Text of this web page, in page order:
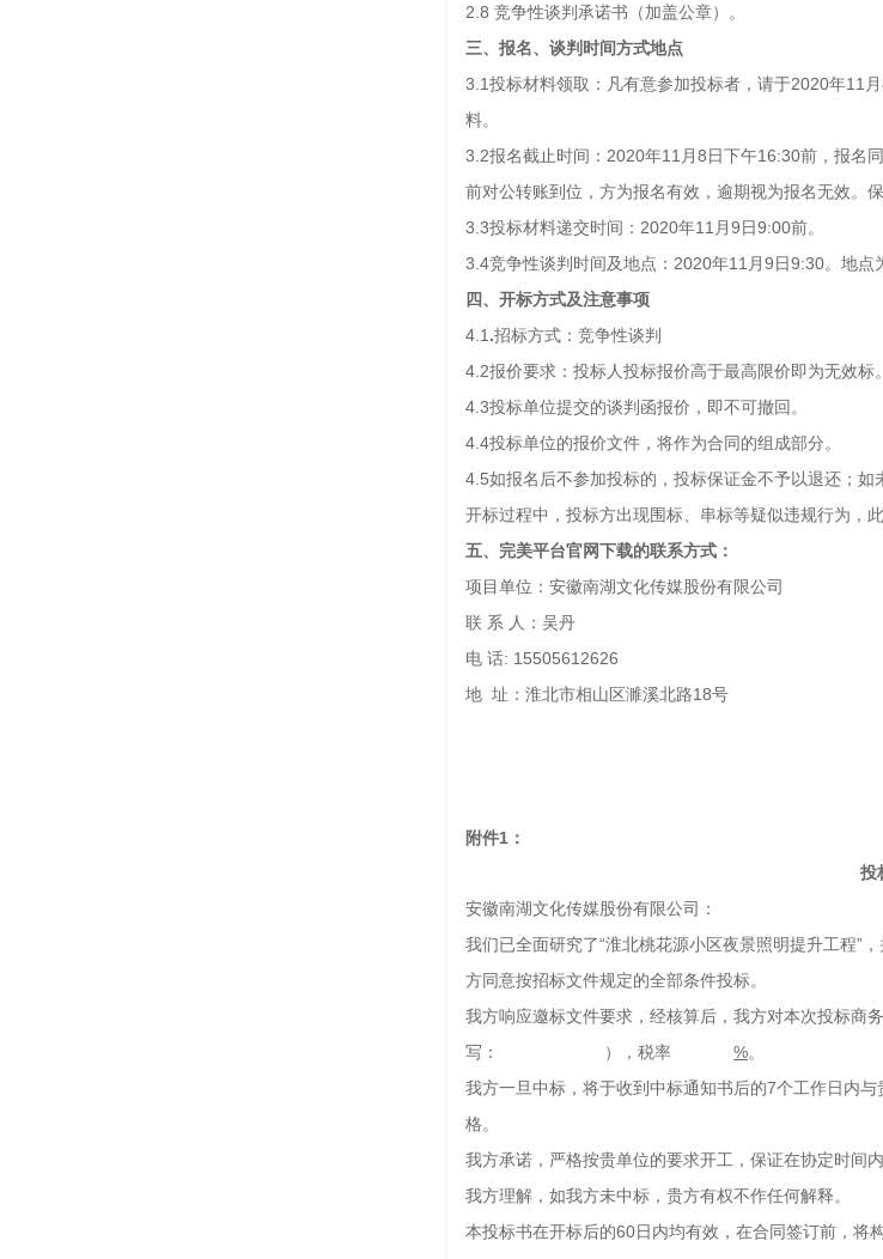
2.8 竞争性谈判承诺书（加盖公章）。
三、 报名、谈判时间方式地点
3.1投标材料领取：凡有意参加投标者，请于2020年11
料。
3.2报名截止时间：2020年11月8日下午16:30前，报名
前对公转账到位，方为报名有效，逾期视为报名无效。
3.3投标材料递交时间：2020年11月9日9:00前。
3.4竞争性谈判时间及地点：2020年11月9日9:30。地点
四、开标方式及注意事项
4.1 .招标方式：竞争性谈判
4.2报价要求：投标人投标报价高于最高限价即为无效标。
4.3投标单位提交的谈判函报价，即不可撤回。
4.4投标单位的报价文件，将作为合同的组成部分。
4.5如报名后不参加投标的，投标保证金不予以退还；
开标过程中，投标方出现围标、串标等疑似违规行为，
五、 完美平台官网下载的联系方式：
项目单位：安徽南湖文化传媒股份有限公司
联 系 人：吴丹
电 话: 15505612626
地 址：淮北市相山区濉溪北路18号
附件1：
投
安徽南湖文化传媒股份有限公司：
我们已全面研究了“淮北桃花源小区夜景照明提升工程”
方同意按招标文件规定的全部条件投标。
我方响应邀标文件要求，经核算后，我方对
写： ），税率 %。
我方一旦中标，将于收到中标通知书后的7个工作日内
格。
我方承诺，严格按贵单位的要求开工，保证在协定时间
我方理解，如我方未中标，贵方有权不作任何解释。
本投标书在开标后的60日内均有效，在合同签订前，将